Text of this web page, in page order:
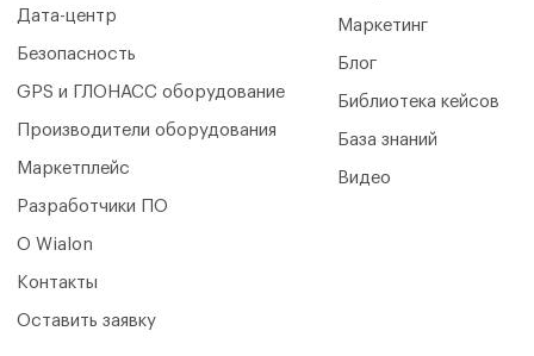
Дата-центр
Безопасность
GPS и ГЛОНАСС оборудование
Производители оборудования
Маркетплейс
Разработчики ПО
О Wialon
Контакты
Оставить заявку
Маркетинг
Блог
Библиотека кейсов
База знаний
Видео